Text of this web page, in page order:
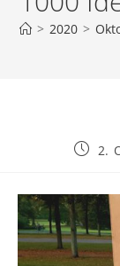
> 2020 >
Beitrag
2.